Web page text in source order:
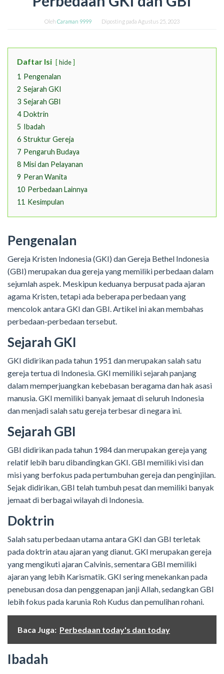
Oleh Caraman 9999 Diposting pada Agustus 25, 2023
Daftar Isi hide
1 Pengenalan
2 Sejarah GKI
3 Sejarah GBI
4 Doktrin
5 Ibadah
6 Struktur Gereja
7 Pengaruh Budaya
8 Misi dan Pelayanan
9 Peran Wanita
10 Perbedaan Lainnya
11 Kesimpulan
Pengenalan
Gereja Kristen Indonesia (GKI) dan Gereja Bethel Indonesia
(GBI) merupakan dua gereja yang memiliki perbedaan dalam
sejumlah aspek. Meskipun keduanya berpusat pada ajaran
agama Kristen, tetapi ada beberapa perbedaan yang
mencolok antara GKI dan GBI. Artikel ini akan membahas
perbedaan-perbedaan tersebut.
Sejarah GKI
GKI didirikan pada tahun 1951 dan merupakan salah satu
gereja tertua di Indonesia. GKI memiliki sejarah panjang
dalam memperjuangkan kebebasan beragama dan hak asasi
manusia. GKI memiliki banyak jemaat di seluruh Indonesia
dan menjadi salah satu gereja terbesar di negara ini.
Sejarah GBI
GBI didirikan pada tahun 1984 dan merupakan gereja yang
relatif lebih baru dibandingkan GKI. GBI memiliki visi dan
misi yang berfokus pada pertumbuhan gereja dan penginjilan.
Sejak didirikan, GBI telah tumbuh pesat dan memiliki banyak
jemaat di berbagai wilayah di Indonesia.
Doktrin
Salah satu perbedaan utama antara GKI dan GBI terletak
pada doktrin atau ajaran yang dianut. GKI merupakan gereja
yang mengikuti ajaran Calvinis, sementara GBI memiliki
ajaran yang lebih Karismatik. GKI sering menekankan pada
penebusan dosa dan penggenapan janji Allah, sedangkan GBI
lebih fokus pada karunia Roh Kudus dan pemulihan rohani.
Baca Juga: Perbedaan today's dan today
Ibadah